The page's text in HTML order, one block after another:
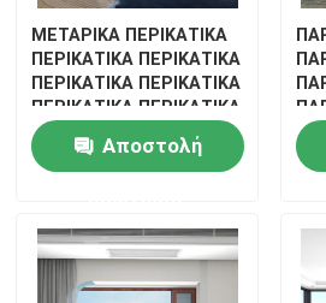
ΜΕΤΑΡΙΚΑ ΠΕΡΙΚΑΤΙΚΑ
ΠΕΡΙΚΑΤΙΚΑ ΠΕΡΙΚΑΤΙΚΑ
ΠΕΡΙΚΑΤΙΚΑ ΠΕΡΙΚΑΤΙΚΑ
ΠΕΡΙΚΑΤΙΚΑ ΠΕΡΙΚΑΤΙΚΑ
ΠΕΡΙΚΑΤΙΚΑ ΠΕΡΙΚΑΤΙΚΑ
ΠΕΡΙΚΑΤΙΚΑ ΠΕΡΙΚΑΤΙΚΑ
Αποστολή